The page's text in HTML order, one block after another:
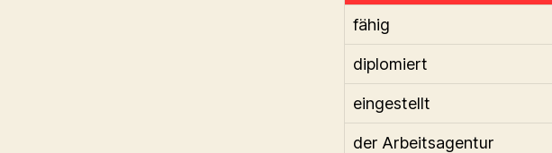
fähig
diplomiert
eingestellt
der Arbeitsagentur